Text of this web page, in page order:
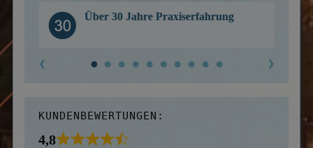
Über 30 Jahre Praxiserfahrung
KUNDENBEWERTUNGEN:
4,8